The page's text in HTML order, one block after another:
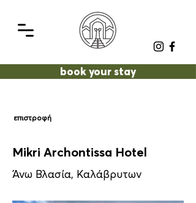
book your stay
επιστροφή
Mikri Archontissa Hotel
Άνω Βλασία, Καλάβρυτων